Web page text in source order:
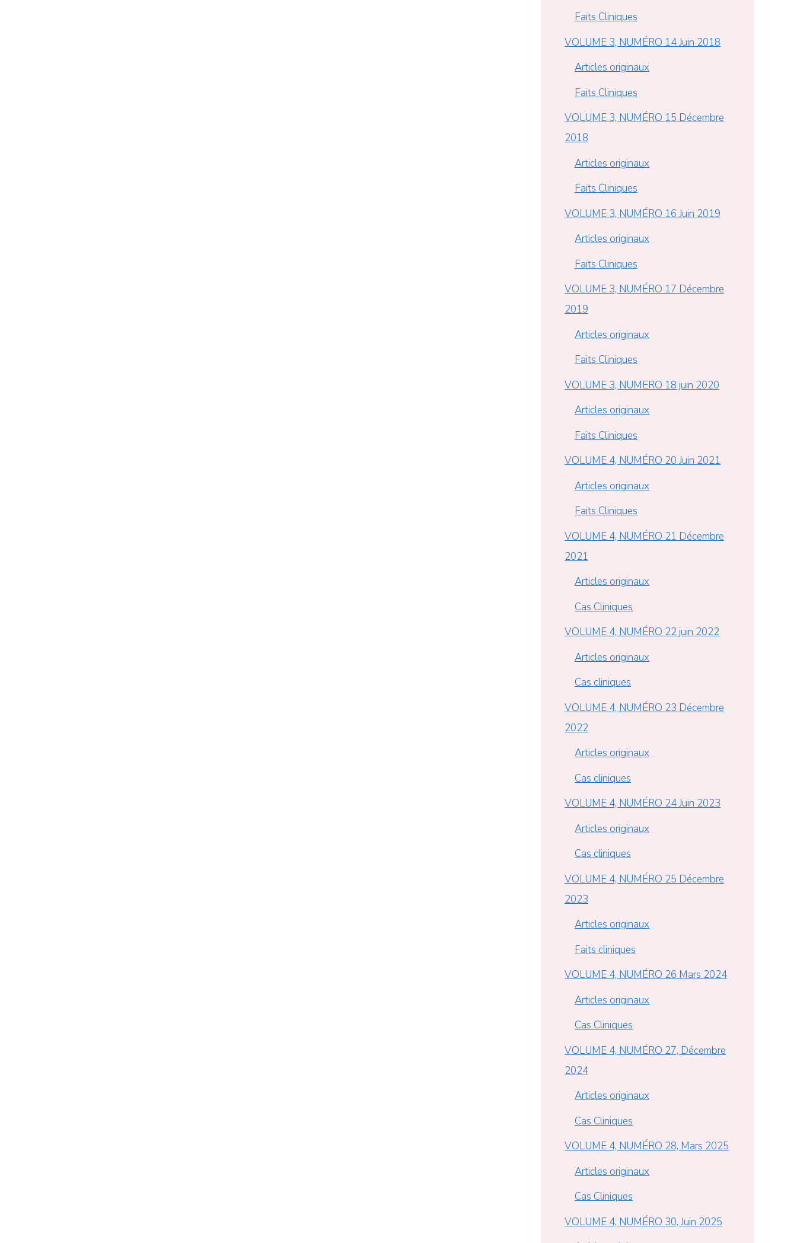
Faits Cliniques
VOLUME 3, NUMÉRO 14 Juin 2018
Articles originaux
Faits Cliniques
VOLUME 3, NUMÉRO 15 Décembre
2018
Articles originaux
Faits Cliniques
VOLUME 3, NUMÉRO 16 Juin 2019
Articles originaux
Faits Cliniques
VOLUME 3, NUMÉRO 17 Décembre
2019
Articles originaux
Faits Cliniques
VOLUME 3, NUMERO 18 juin 2020
Articles originaux
Faits Cliniques
VOLUME 4, NUMÉRO 20 Juin 2021
Articles originaux
Faits Cliniques
VOLUME 4, NUMÉRO 21 Décembre
2021
Articles originaux
Cas Cliniques
VOLUME 4, NUMÉRO 22 juin 2022
Articles originaux
Cas cliniques
VOLUME 4, NUMÉRO 23 Décembre
2022
Articles originaux
Cas cliniques
VOLUME 4, NUMÉRO 24 Juin 2023
Articles originaux
Cas cliniques
VOLUME 4, NUMÉRO 25 Décembre
2023
Articles originaux
Faits cliniques
VOLUME 4, NUMÉRO 26 Mars 2024
Articles originaux
Cas Cliniques
VOLUME 4, NUMÉRO 27, Décembre
2024
Articles originaux
Cas Cliniques
VOLUME 4, NUMÉRO 28, Mars 2025
Articles originaux
Cas Cliniques
VOLUME 4, NUMÉRO 30, Juin 2025